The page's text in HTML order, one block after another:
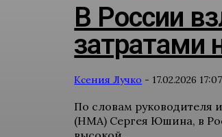
В России
затратами
Ксения Лучко - 17.02.2026 17:07
По словам руководителя
(НМА) Сергея Юшина, в